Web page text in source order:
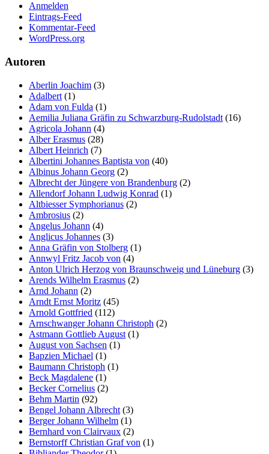
Anmelden
Eintrags-Feed
Kommentar-Feed
WordPress.org
Autoren
Aberlin Joachim (3)
Adalbert (1)
Adam von Fulda (1)
Aemilia Juliana Gräfin zu Schwarzburg-Rudolstadt (16)
Agricola Johann (4)
Alber Erasmus (28)
Albert Heinrich (7)
Albertini Johannes Baptista von (40)
Albinus Johann Georg (2)
Albrecht der Jüngere von Brandenburg (2)
Allendorf Johann Ludwig Konrad (1)
Altbiesser Symphorianus (2)
Ambrosius (2)
Angelus Johann (4)
Anglicus Johannes (3)
Anna Gräfin von Stolberg (1)
Annwyl Fritz Jacob von (4)
Anton Ulrich Herzog von Braunschweig und Lüneburg (3)
Arends Wilhelm Erasmus (2)
Arnd Johann (2)
Arndt Ernst Moritz (45)
Arnold Gottfried (112)
Arnschwanger Johann Christoph (2)
Astmann Gottlieb August (1)
August von Sachsen (1)
Bapzien Michael (1)
Baumann Christoph (1)
Beck Magdalene (1)
Becker Cornelius (2)
Behm Martin (92)
Bengel Johann Albrecht (3)
Berger Johann Wilhelm (1)
Bernhard von Clairvaux (2)
Bernstorff Christian Graf von (1)